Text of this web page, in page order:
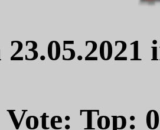
Vote: Top: 0